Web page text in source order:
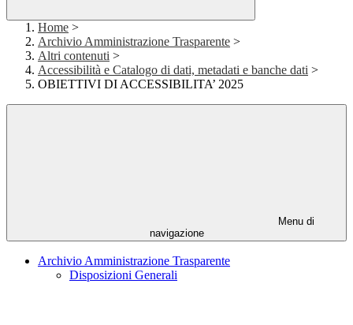
Home >
Archivio Amministrazione Trasparente >
Altri contenuti >
Accessibilità e Catalogo di dati, metadati e banche dati >
OBIETTIVI DI ACCESSIBILITA’ 2025
Menu di
navigazione
Archivio Amministrazione Trasparente
Disposizioni Generali